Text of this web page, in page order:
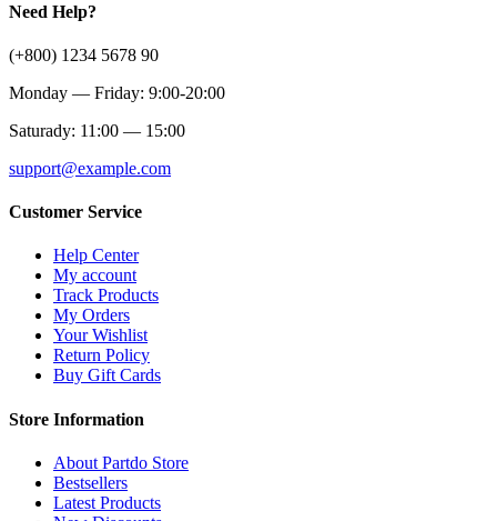
Need Help?
(+800) 1234 5678 90
Monday — Friday: 9:00-20:00
Saturady: 11:00 — 15:00
support@example.com
Customer Service
Help Center
My account
Track Products
My Orders
Your Wishlist
Return Policy
Buy Gift Cards
Store Information
About Partdo Store
Bestsellers
Latest Products